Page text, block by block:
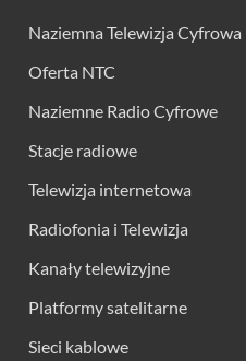
Naziemna Telewizja Cyfrowa
Oferta NTC
Naziemne Radio Cyfrowe
Stacje radiowe
Telewizja internetowa
Radiofonia i Telewizja
Kanały telewizyjne
Platformy satelitarne
Sieci kablowe